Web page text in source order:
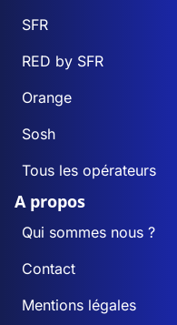
SFR
RED by SFR
Orange
Sosh
Tous les opérateurs
A propos
Qui sommes nous ?
Contact
Mentions légales